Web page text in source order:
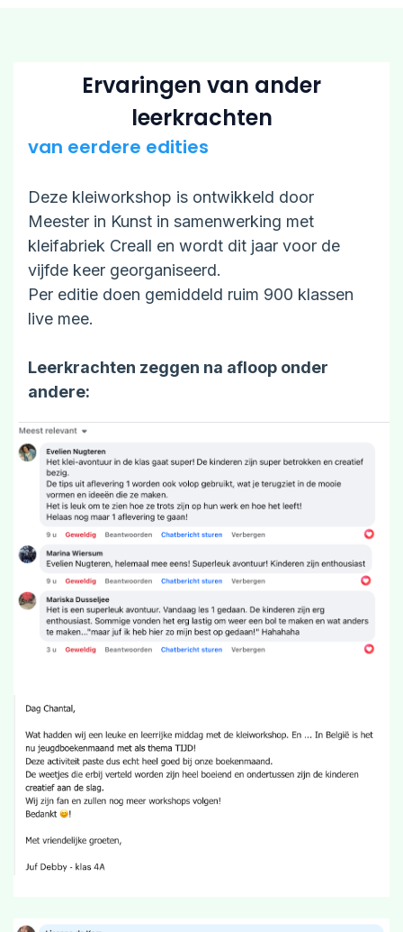
Ervaringen van ander
leerkrachten
van eerdere edities
Deze kleiworkshop is ontwikkeld door
Meester in Kunst in samenwerking met
kleifabriek Creall en wordt dit jaar voor de
vijfde keer georganiseerd.
Per editie doen gemiddeld ruim 900 klassen
live mee.
Leerkrachten zeggen na afloop onder
andere: